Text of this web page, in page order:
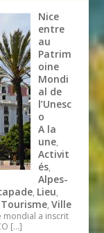
Nice
entre
au
Patrim
oine
Mondi
al de
l’Unesc
o
A la
une,
Activit
és,
Alpes-
, Lieu,
Tourisme,Ville
mondial a inscrit
[…]